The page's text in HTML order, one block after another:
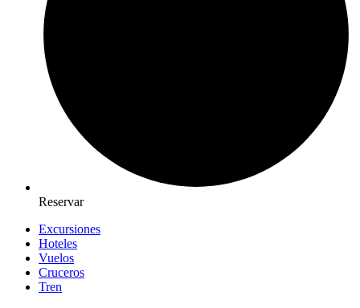
Reservar
Excursiones
Hoteles
Vuelos
Cruceros
Tren